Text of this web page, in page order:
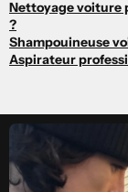
Nettoyage voiture
?
Shampouineuse
Aspirateur